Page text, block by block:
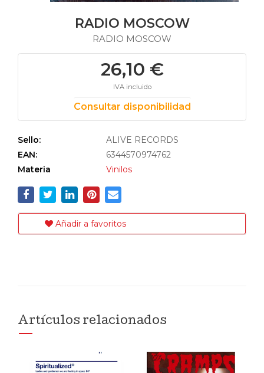
RADIO MOSCOW
RADIO MOSCOW
26,10 €
IVA incluido
Consultar disponibilidad
Sello:
ALIVE RECORDS
EAN:
6344570974762
Materia
Vinilos
Añadir a favoritos
Artículos relacionados